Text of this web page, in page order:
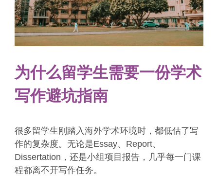
为什么留学生需要一份学术
写作避坑指南
很多留学生刚踏入海外学术环境时，都低估了写
作的复杂度。无论是Essay、Report、
Dissertation，还是小组项目报告，几乎每一门课
程都离不开写作任务。